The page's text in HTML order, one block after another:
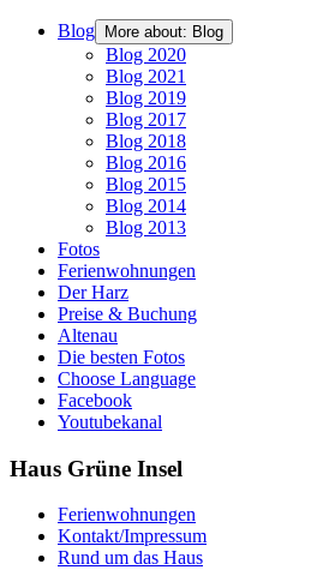
Blog More about: Blog
Blog 2020
Blog 2021
Blog 2019
Blog 2017
Blog 2018
Blog 2016
Blog 2015
Blog 2014
Blog 2013
Fotos
Ferienwohnungen
Der Harz
Preise & Buchung
Altenau
Die besten Fotos
Choose Language
Facebook
Youtubekanal
Haus Grüne Insel
Ferienwohnungen
Kontakt/Impressum
Rund um das Haus